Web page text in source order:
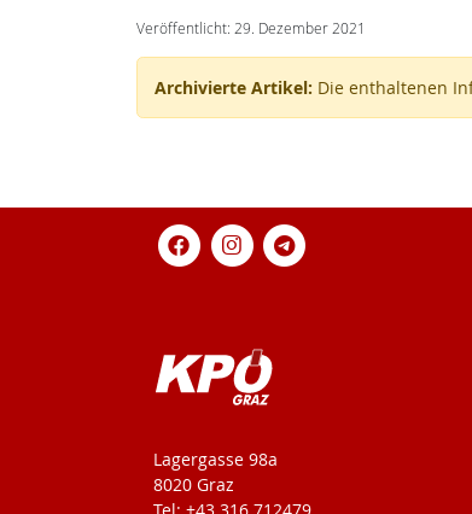
Veröffentlicht: 29. Dezember 2021
Archivierte Artikel: Die enthaltenen
KPÖ-Steiermark
Lagergasse 98a
8020 Graz